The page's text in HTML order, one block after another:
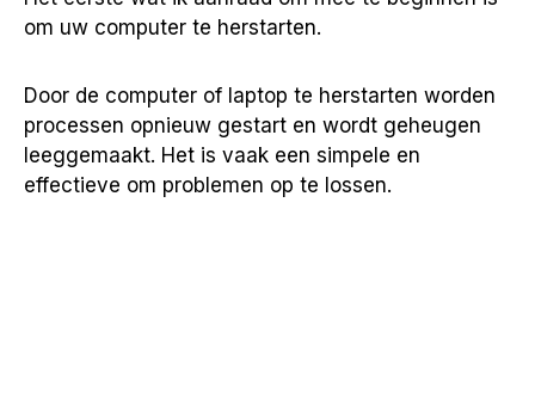
om uw computer te herstarten.
Door de computer of laptop te herstarten worden
processen opnieuw gestart en wordt geheugen
leeggemaakt. Het is vaak een simpele en
effectieve om problemen op te lossen.